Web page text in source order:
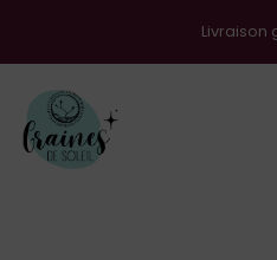
Livraison gratuite